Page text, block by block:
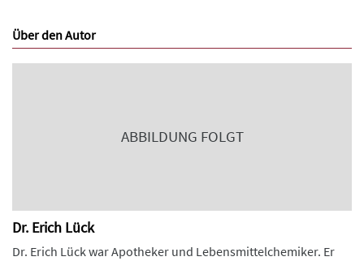
Über den Autor
ABBILDUNG FOLGT
Dr. Erich Lück
Dr. Erich Lück war Apotheker und Lebensmittelchemiker. Er